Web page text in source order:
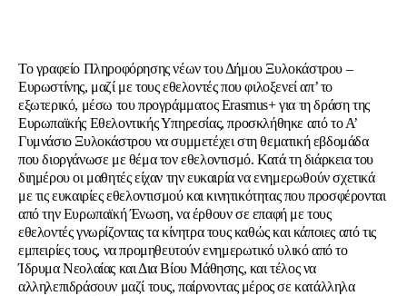
Το γραφείο Πληροφόρησης νέων του Δήμου Ξυλοκάστρου –
Ευρωστίνης, μαζί με τους εθελοντές που φιλοξενεί απ’ το
εξωτερικό, μέσω του προγράμματος Erasmus+ για τη δράση της
Ευρωπαϊκής Εθελοντικής Υπηρεσίας, προσκλήθηκε από το Α’
Γυμνάσιο Ξυλοκάστρου να συμμετέχει στη θεματική εβδομάδα
που διοργάνωσε με θέμα τον εθελοντισμό. Κατά τη διάρκεια του
διημέρου οι μαθητές είχαν την ευκαιρία να ενημερωθούν σχετικά
με τις ευκαιρίες εθελοντισμού και κινητικότητας που προσφέρονται
από την Ευρωπαϊκή Ένωση, να έρθουν σε επαφή με τους
εθελοντές γνωρίζοντας τα κίνητρα τους καθώς και κάποιες από τις
εμπειρίες τους, να προμηθευτούν ενημερωτικό υλικό από το
Ίδρυμα Νεολαίας και Δια Βίου Μάθησης, και τέλος να
αλληλεπιδράσουν μαζί τους, παίρνοντας μέρος σε κατάλληλα